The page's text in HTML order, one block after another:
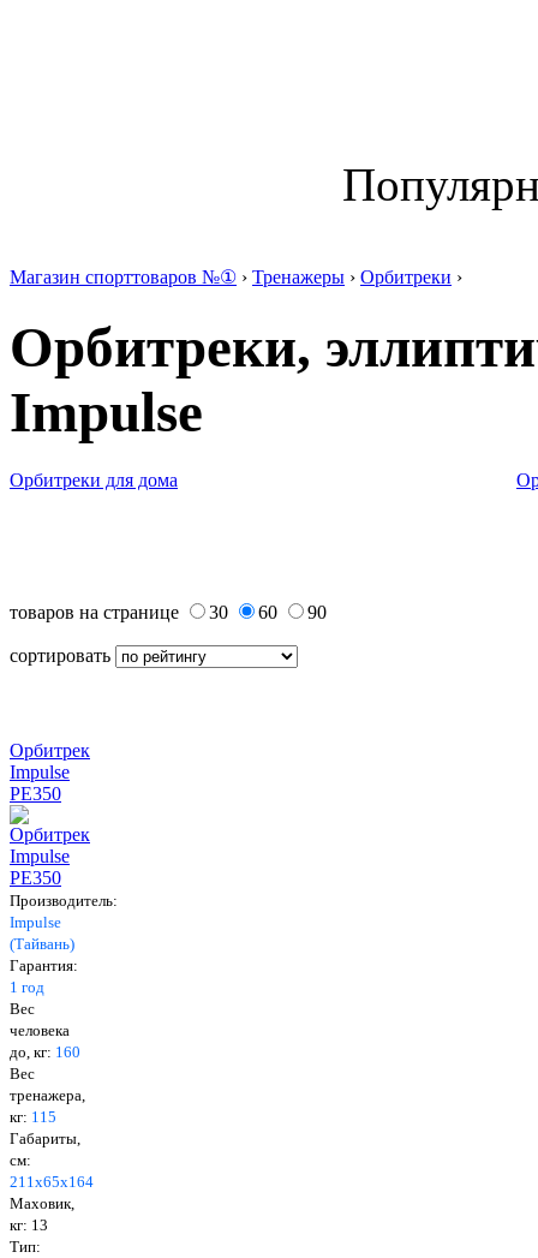
Магазин спорттоваров №① › Тренажеры › Орбитреки ›
Орбитреки,
Impulse
Орбитреки для дома
товаров на странице 30 60 90
сортировать
Орбитрек
Impulse
PE350
Производитель:
Impulse
(Тайвань)
Гарантия:
1 год
Вес
человека
до, кг: 160
Вес
тренажера,
кг: 115
Габариты,
см:
211х65х164
Маховик,
кг: 13
Тип: